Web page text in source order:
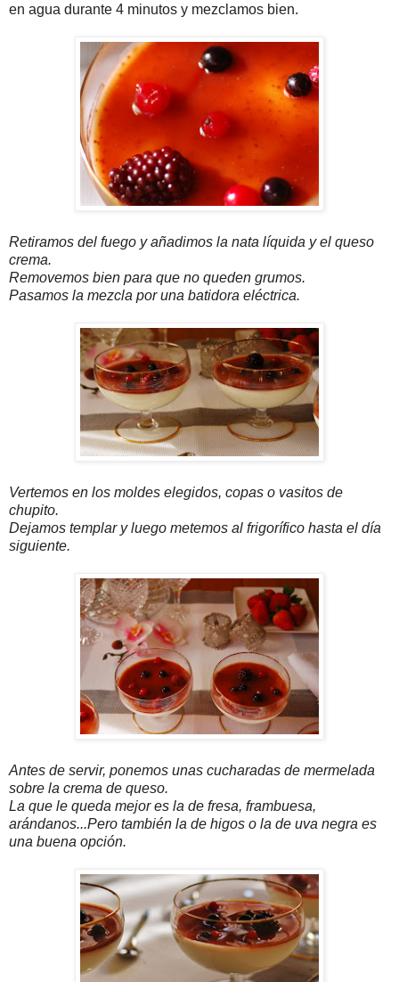
en agua durante 4 minutos y mezclamos bien.
Retiramos del fuego y añadimos la nata líquida y el queso
crema.
Removemos bien para que no queden grumos.
Pasamos la mezcla por una batidora eléctrica.
Vertemos en los moldes elegidos, copas o vasitos de
chupito.
Dejamos templar y luego metemos al frigorífico hasta el día
siguiente.
Antes de servir, ponemos unas cucharadas de mermelada
sobre la crema de queso.
La que le queda mejor es la de fresa, frambuesa,
arándanos...Pero también la de higos o la de uva negra es
una buena opción.